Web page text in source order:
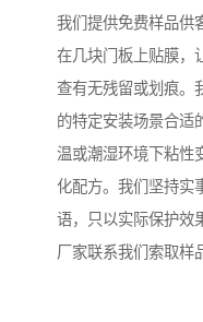
我们提供免费样品供
在几块门板上贴膜，
查有无残留或划痕。
的特定安装场景合适
温或潮湿环境下粘性
化配方。我们坚持实
语，只以实际保护效
厂家联系我们索取样